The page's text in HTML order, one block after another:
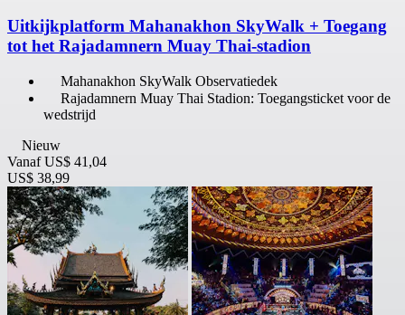
Uitkijkplatform Mahanakhon SkyWalk + Toegang
tot het Rajadamnern Muay Thai-stadion
Mahanakhon SkyWalk Observatiedek
Rajadamnern Muay Thai Stadion: Toegangsticket voor de
wedstrijd
Nieuw
Vanaf US$ 41,04
US$ 38,99